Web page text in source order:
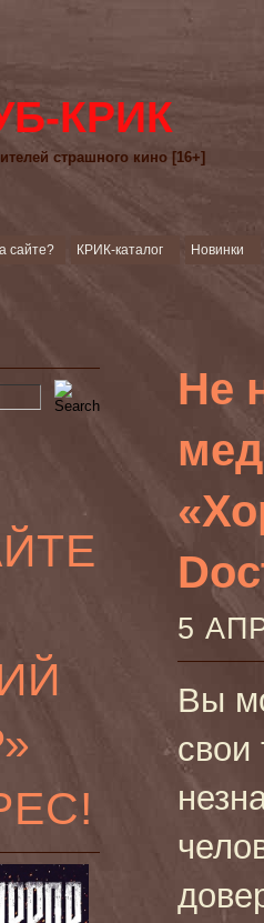
КРИК
страшного кино [16+]
сайте? КРИК-каталог Новинки
Не
5
Вы
свои